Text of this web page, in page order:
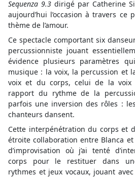
Sequenza 9.3 dirigé par Catherine
aujourd’hui l’occasion à travers
thème de l’amour.
Ce spectacle comportant six
percussionniste jouant
évidence plusieurs paramètres
musique : la voix, la percussion et
voix et du corps, celui de la
rapport du rythme de la
parfois une inversion des rôles :
chanteurs dansent.
Cette interpénétration du corps et
étroite collaboration entre Blanca
d’improvisation où j’ai tenté
corps pour le restituer dans
rythmes et jeux vocaux, jouant